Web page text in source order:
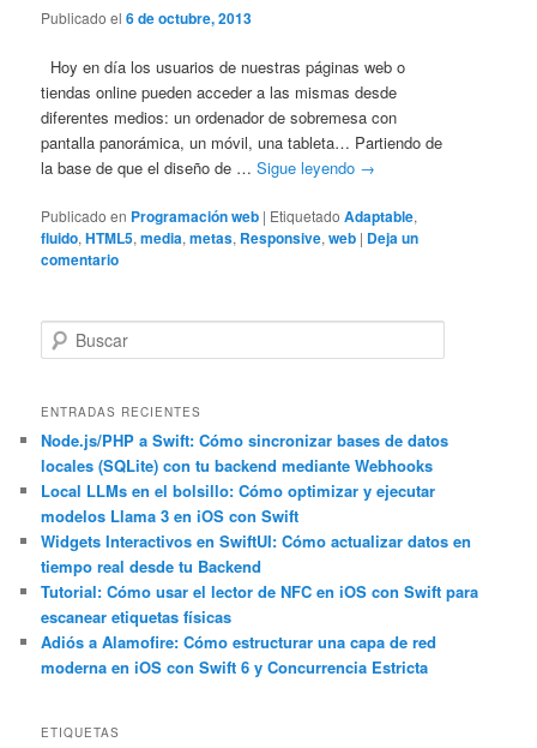
Publicado el6 de octubre, 2013
Hoy en día los usuarios de nuestras páginas web o
tiendas online pueden acceder a las mismas desde
diferentes medios: un ordenador de sobremesa con
pantalla panorámica, un móvil, una tableta… Partiendo de
la base de que el diseño de …Sigue leyendo →
Publicado en Programación web | Etiquetado Adaptable,
fluido,HTML5,media,metas, Responsive,web | Deja un
comentario
u
c
a
r
ENTRADAS RECIENTES
Node.js/PHP a Swift: Cómo sincronizar bases de datos
locales (SQLite) con tu backend mediante Webhooks
Local LLMs en el bolsillo: Cómo optimizar y ejecutar
modelos Llama 3 en iOS con Swift
Widgets Interactivos en SwiftUI: Cómo actualizar datos en
tiempo real desde tu Backend
Tutorial: Cómo usar el lector de NFC en iOS con Swift para
escanear etiquetas físicas
Adiós a Alamofire: Cómo estructurar una capa de red
moderna en iOS con Swift 6 y Concurrencia Estricta
ETIQUETAS